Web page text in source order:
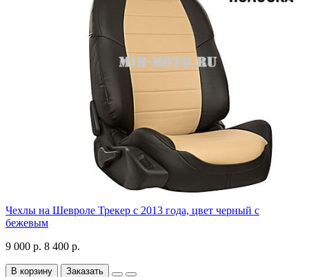
Чехлы на Шевроле Трекер с 2013 года, цвет черный с
бежевым
9 000 р. 8 400 р.
В корзину Заказать